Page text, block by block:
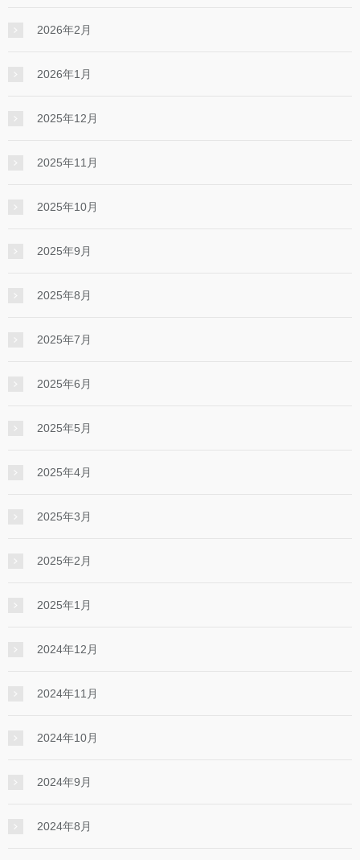
2026年2月
2026年1月
2025年12月
2025年11月
2025年10月
2025年9月
2025年8月
2025年7月
2025年6月
2025年5月
2025年4月
2025年3月
2025年2月
2025年1月
2024年12月
2024年11月
2024年10月
2024年9月
2024年8月